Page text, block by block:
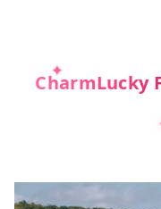
CharmLucky